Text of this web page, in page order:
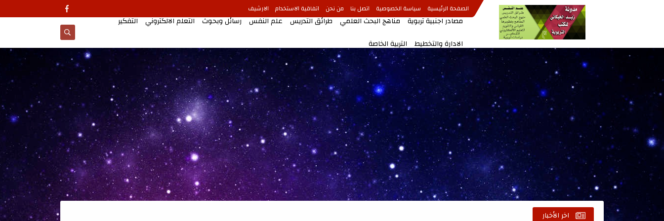
الصفحة الرئيسية سياسة الخصوصية اتصل بنا من نحن اتفاقية الاستخدام الارشيف
مصادر اجنبية تربوية مناهج البحث العلمي طرائق التدريس علم النفس رسائل وبحوث التعلم الالكتروني التفكير
الادارة والتخطيط
التربية الخاصة
اخر الأخبار معالجات تطبيقية